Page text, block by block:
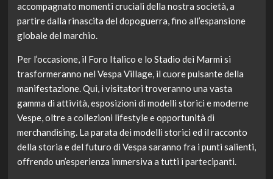
accompagnato momenti cruciali della nostra società, a
partire dalla rinascita del dopoguerra, fino all’espansione
globale del marchio.
Per l’occasione, il Foro Italico e lo Stadio dei Marmi si
trasformeranno nel Vespa Village, il cuore pulsante della
manifestazione. Qui, i visitatori troveranno una vasta
gamma di attività, esposizioni di modelli storici e moderne
Vespe, oltre a collezioni lifestyle e opportunità di
merchandising. La parata dei modelli storici ed il racconto
della storia e del futuro di Vespa saranno fra i punti salienti,
offrendo un’esperienza immersiva a tutti i partecipanti.